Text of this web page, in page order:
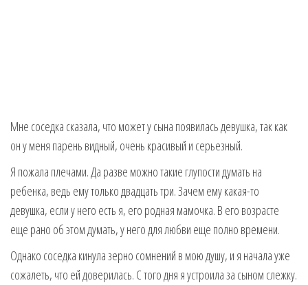
Мне соседка сказала, что может у сына появилась девушка, так как
он у меня парень видный, очень красивый и серьезный.
Я пожала плечами. Да разве можно такие глупости думать на
ребенка, ведь ему только двадцать три. Зачем ему какая-то
девушка, если у него есть я, его родная мамочка. В его возрасте
еще рано об этом думать, у него для любви еще полно времени.
Однако соседка кинула зерно сомнений в мою душу, и я начала уже
сожалеть, что ей доверилась. С того дня я устроила за сыном слежку.